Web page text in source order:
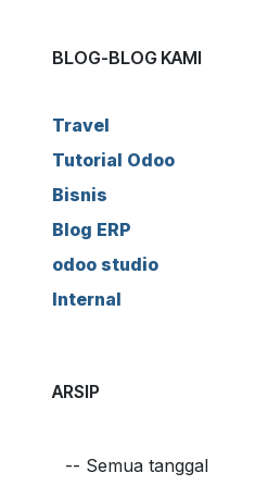
BLOG-BLOG KAMI
Travel
Tutorial Odoo
Bisnis
Blog ERP
odoo studio
Internal
ARSIP